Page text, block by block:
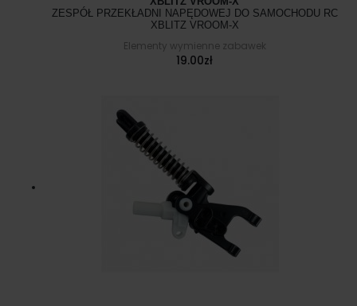
ZESPÓŁ PRZEKŁADNI NAPĘDOWEJ DO SAMOCHODU RC
XBLITZ VROOM-X
Elementy wymienne zabawek
19.00zł